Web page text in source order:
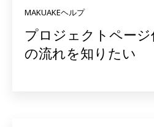
MAKUAKEヘルプ
プロジェクトペー
の流れを知りたい